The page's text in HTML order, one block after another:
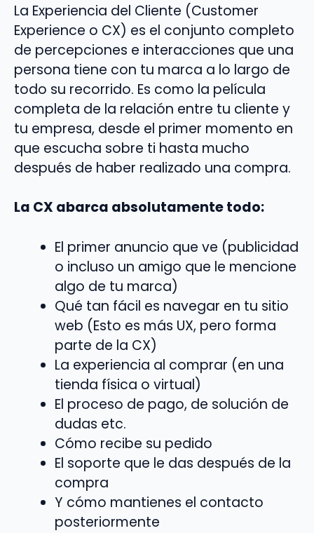
La Experiencia del Cliente (Customer
Experience o CX) es el conjunto completo
de percepciones e interacciones que una
persona tiene con tu marca a lo largo de
todo su recorrido. Es como la película
completa de la relación entre tu cliente y
tu empresa, desde el primer momento en
que escucha sobre ti hasta mucho
después de haber realizado una compra.
La CX abarca absolutamente todo:
El primer anuncio que ve (publicidad
o incluso un amigo que le mencione
algo de tu marca)
Qué tan fácil es navegar en tu sitio
web (Esto es más UX, pero forma
parte de la CX)
La experiencia al comprar (en una
tienda física o virtual)
El proceso de pago, de solución de
dudas etc.
Cómo recibe su pedido
El soporte que le das después de la
compra
Y cómo mantienes el contacto
posteriormente